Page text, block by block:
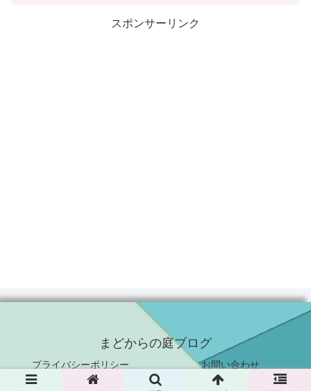
スポンサーリンク
まどからの庭ブログ
プライバシーポリシー お問い合わせ